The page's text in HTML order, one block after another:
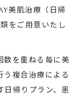
美肌治療（日帰
をご用意いたし
数を重ねる毎に美
う複合治療による
日帰りプラン、患